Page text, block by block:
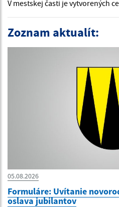
V mestskej časti je vytvorených
Zoznam aktualít:
05.08.2026
Formuláre: Uvítanie
oslava jubilantov